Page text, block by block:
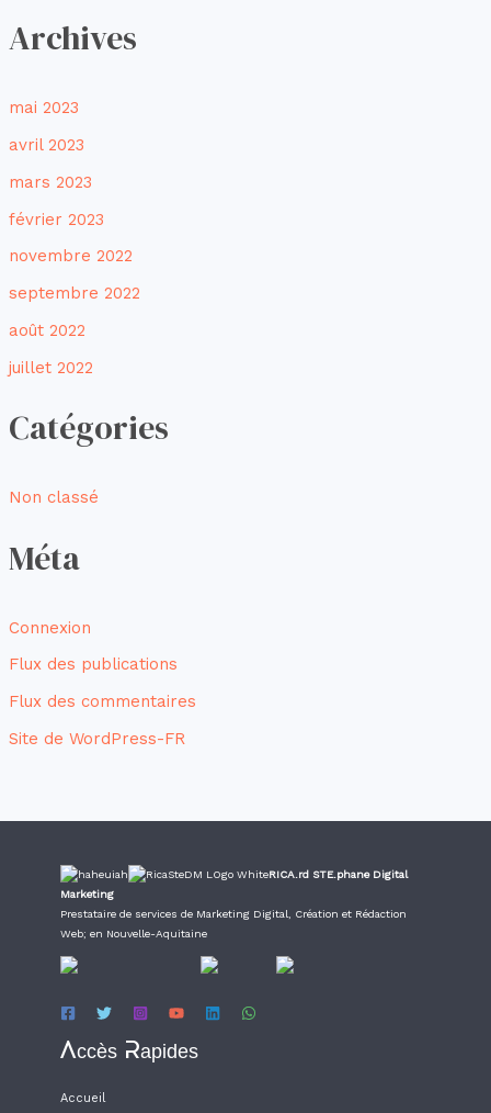
Archives
mai 2023
avril 2023
mars 2023
février 2023
novembre 2022
septembre 2022
août 2022
juillet 2022
Catégories
Non classé
Méta
Connexion
Flux des publications
Flux des commentaires
Site de WordPress-FR
RICA.rd STE.phane Digital
Marketing
Prestataire de services de Marketing Digital, Création et Rédaction
Web; en Nouvelle-Aquitaine
Accès Rapides
Accueil